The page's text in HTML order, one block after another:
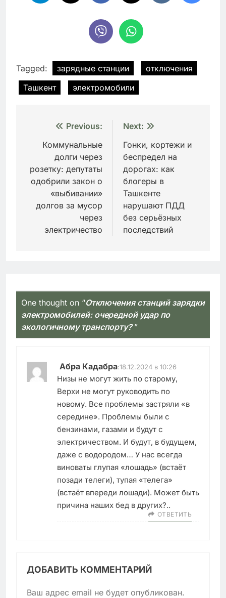
Tagged: зарядные станции
отключения
Ташкент
электромобили
Навигация
записям
Previous:
Коммунальные
долги через
розетку: депутаты
одобрили закон о
«выбивании»
долгов за мусор
через
электричество
Next:
Гонки, кортежи и
беспредел на
дорогах: как
блогеры в
Ташкенте
нарушают ПДД
без серьёзных
последствий
One thought on “Отключения станций зарядки
электромобилей: очередной удар по
экологичному транспорту?”
Абра Кадабра:18.12.2024 в 10:26
Низы не могут жить по старому,
Верхи не могут руководить по
новому. Все проблемы застряли «в
середине». Проблемы были с
бензинами, газами и будут с
электричеством. И будут, в будущем,
даже с водородом… У нас всегда
виноваты глупая «лошадь» (встаёт
позади телеги), тупая «телега»
(встаёт впереди лошади). Может быть
причина наших бед в других?..
ОТВЕТИТЬ
ДОБАВИТЬ КОММЕНТАРИЙ
Ваш адрес email не будет опубликован.